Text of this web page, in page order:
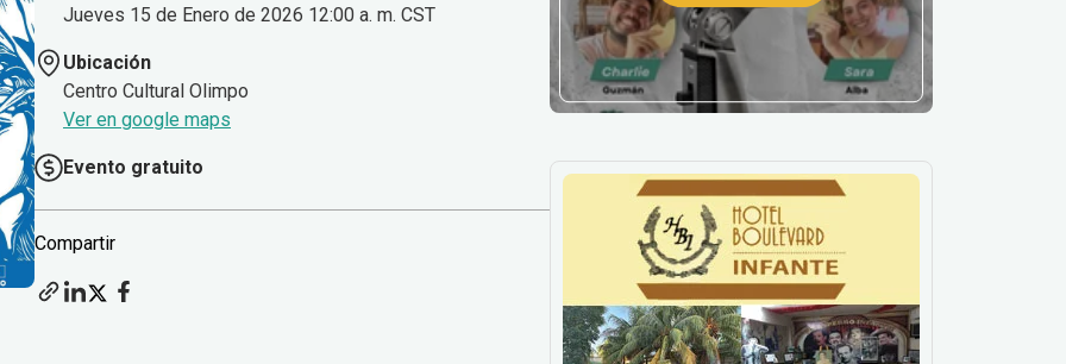
Jueves 15 de Enero de 2026 12:00 a. m. CST
Ubicación
Centro Cultural Olimpo
Ver en google maps
Evento gratuito
Compartir